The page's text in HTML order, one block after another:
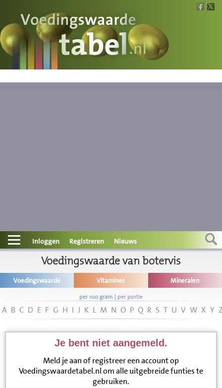
Voedingswaarde
Wat is wat?
Contact
Informatie
Disclaimer
Inloggen Registreren Nieuws
Voedingswaarde van botervis
Voedingswaarde Vitamines Mineralen
per 100 gram | per portie
A B C D E F G H I J K L M N O P Q R S T U V W X Y
Je bent niet aangemeld.
Meld je aan of registreer een account op
Voedingswaardetabel.nl om alle uitgebreide funties te
gebruiken.